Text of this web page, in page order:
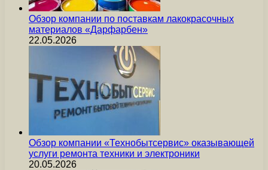
Обзор компании по поставкам лакокрасочных
материалов «Дарфарбен»
22.05.2026
Обзор компании «Технобытсервис» оказывающей
услуги ремонта техники и электроники
20.05.2026